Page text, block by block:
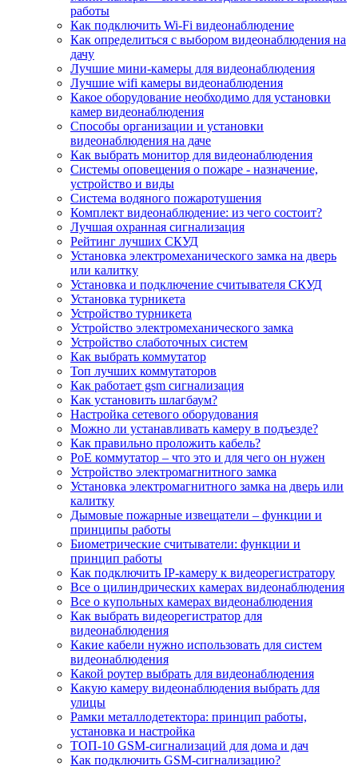
работы
Как подключить Wi-Fi видеонаблюдение
Как определиться с выбором видеонаблюдения на
дачу
Лучшие мини-камеры для видеонаблюдения
Лучшие wifi камеры видеонаблюдения
Какое оборудование необходимо для установки
камер видеонаблюдения
Способы организации и установки
видеонаблюдения на даче
Как выбрать монитор для видеонаблюдения
Системы оповещения о пожаре - назначение,
устройство и виды
Система водяного пожаротушения
Комплект видеонаблюдение: из чего состоит?
Лучшая охранная сигнализация
Рейтинг лучших СКУД
Установка электромеханического замка на дверь
или калитку
Установка и подключение считывателя СКУД
Установка турникета
Устройство турникета
Устройство электромеханического замка
Устройство слаботочных систем
Как выбрать коммутатор
Топ лучших коммутаторов
Как работает gsm сигнализация
Как установить шлагбаум?
Настройка сетевого оборудования
Можно ли устанавливать камеру в подъезде?
Как правильно проложить кабель?
PoE коммутатор – что это и для чего он нужен
Устройство электромагнитного замка
Установка электромагнитного замка на дверь или
калитку
Дымовые пожарные извещатели – функции и
принципы работы
Биометрические считыватели: функции и
принцип работы
Как подключить IP-камеру к видеорегистратору
Все о цилиндрических камерах видеонаблюдения
Все о купольных камерах видеонаблюдения
Как выбрать видеорегистратор для
видеонаблюдения
Какие кабели нужно использовать для систем
видеонаблюдения
Какой роутер выбрать для видеонаблюдения
Какую камеру видеонаблюдения выбрать для
улицы
Рамки металлодетектора: принцип работы,
установка и настройка
ТОП-10 GSM-сигнализаций для дома и дач
Как подключить GSM-сигнализацию?